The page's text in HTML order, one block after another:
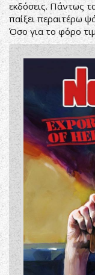
εκδόσεις. Πάντως
παίξει περαιτέρω
Όσο για το φόρο